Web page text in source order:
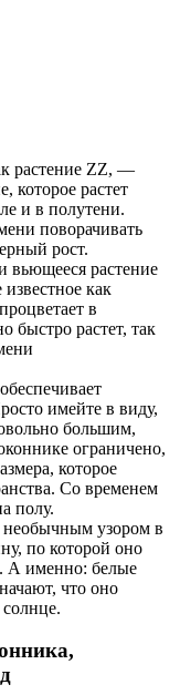
растение ZZ, —
которое растет
и в полутени.
поворачивать
рост.
вьющееся растение
как
в
быстро растет, так
имейте в виду,
большим,
ограничено,
которое
Со временем
полу.
необычным узором в
по которой оно
А именно: белые
что оно